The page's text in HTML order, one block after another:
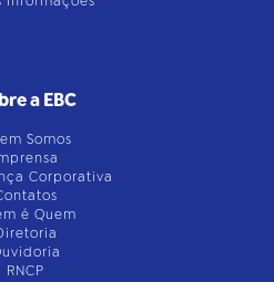
a EBC
Somos
Corporativa
é Quem
RNCP